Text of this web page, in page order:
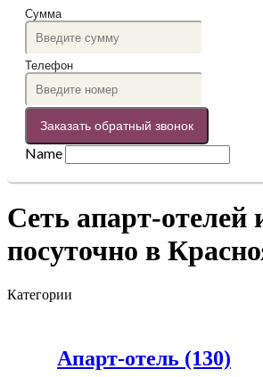
Сумма
Телефон
Заказать обратный звонок
Name
Cеть апарт-отелей
посуточно в
Категории
Апарт-отель (130)